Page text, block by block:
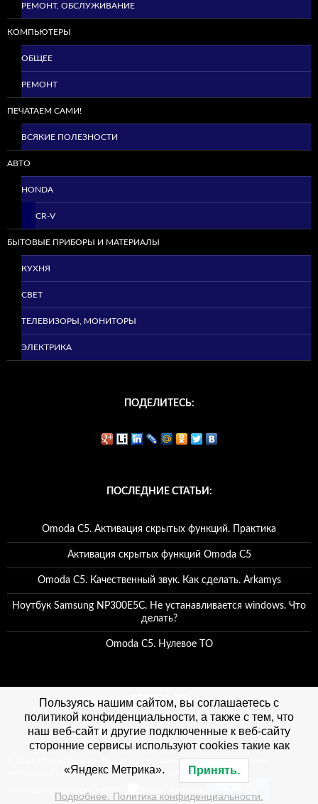
РЕМОНТ, ОБСЛУЖИВАНИЕ
КОМПЬЮТЕРЫ
ОБЩЕЕ
РЕМОНТ
ПЕЧАТАЕМ САМИ!
ВСЯКИЕ ПОЛЕЗНОСТИ
АВТО
HONDA
CR-V
БЫТОВЫЕ ПРИБОРЫ И МАТЕРИАЛЫ
КУХНЯ
СВЕТ
ТЕЛЕВИЗОРЫ, МОНИТОРЫ
ЭЛЕКТРИКА
ПОДЕЛИТЕСЬ:
ПОСЛЕДНИЕ СТАТЬИ:
Omoda C5. Активация скрытых функций. Практика
Активация скрытых функций Omoda C5
Omoda C5. Качественный звук. Как сделать. Arkamys
Ноутбук Samsung NP300E5C. Не устанавливается windows. Что
делать?
Omoda C5. Нулевое ТО
ГРУППА ВК
© 2026 Игорь Чувакин. Все права защищены. При использовании
материалов сайта, ссылка на сайт обязательна. Политика
Пользуясь нашим сайтом, вы соглашаетесь с
политикой конфиденциальности, а также с тем, что
наш веб-сайт и другие подключенные к веб-сайту
сторонние сервисы используют cookies такие как
«Яндекс Метрика». Принять.
Подробнее. Политика конфиденциальности.